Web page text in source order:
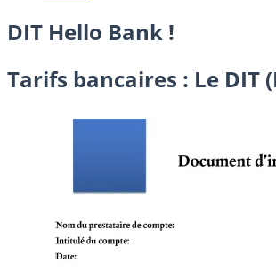
DIT Hello Bank !
Tarifs bancaires : Le